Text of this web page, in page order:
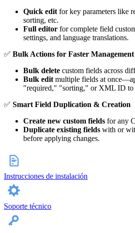
Quick editfor key parameters like
sorting, etc.
Full editor for complete field
settings, and language translations.
✅ Bulk Actions for Faster Management
Bulk delete custom fields across
Bulk editmultiple fields at
"required," "sorting," or XML ID to
✅ Smart Field Duplication & Creation
Create new custom fields for any
Duplicate existing fields with or
before applying changes.
Instrucciones de instalación
Soporte técnico